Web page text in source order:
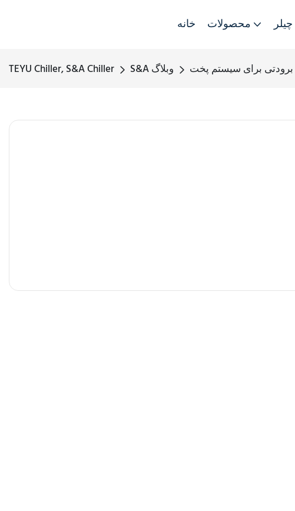
خانه محصولات
TEYU Chiller, S&A Chiller S&A وبلاگ